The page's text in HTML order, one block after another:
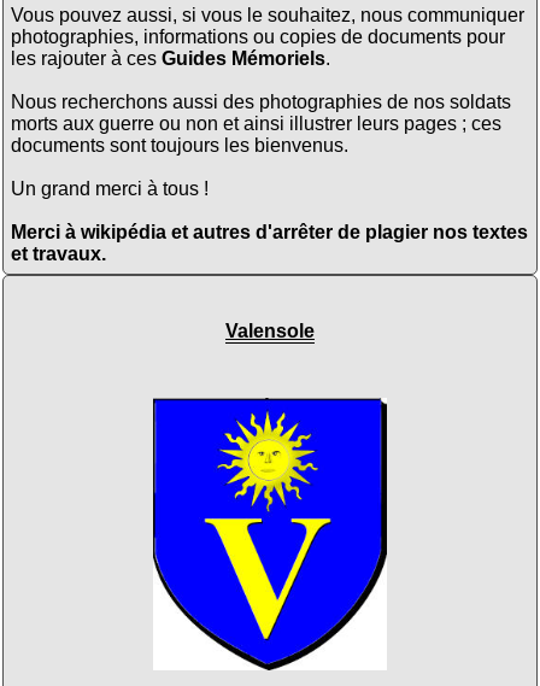
Vous pouvez aussi, si vous le souhaitez, nous communiquer
photographies, informations ou copies de documents pour
les rajouter à ces Guides Mémoriels.
Nous recherchons aussi des photographies de nos soldats
morts aux guerre ou non et ainsi illustrer leurs pages ; ces
documents sont toujours les bienvenus.
Un grand merci à tous !
Merci à wikipédia et autres d'arrêter de plagier nos textes
et travaux.
Valensole